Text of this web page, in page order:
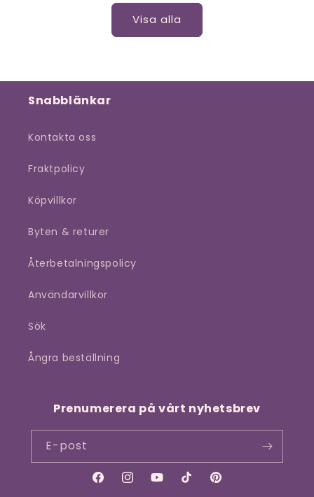
Visa alla
Snabblänkar
Kontakta oss
Fraktpolicy
Köpvillkor
Byten & returer
Återbetalningspolicy
Användarvillkor
Sök
Ångra beställning
Prenumerera på vårt nyhetsbrev
E-post
FacebookInstagramYouTubeTikTokPinterest